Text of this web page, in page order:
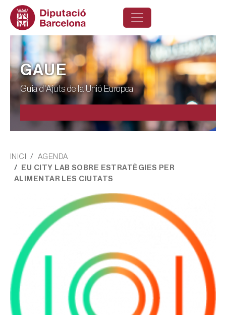
Vés al contingut
GAUE
Guia d'Ajuts de la Unió Europea
Fil d'ariadna
INICI
AGENDA
EU CITY LAB SOBRE ESTRATÈGIES PER
ALIMENTAR LES CIUTATS